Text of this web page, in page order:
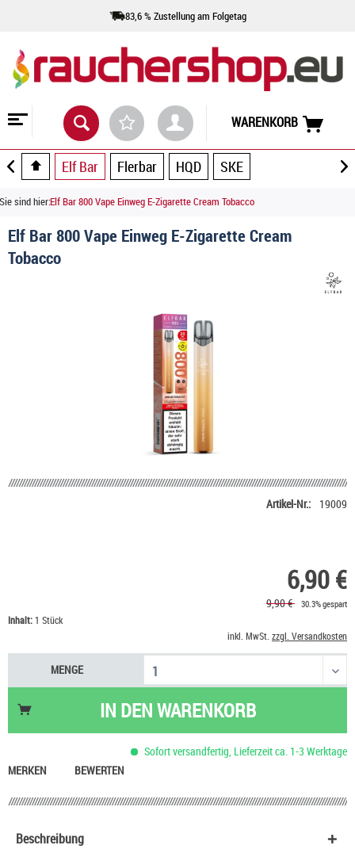
83,6 % Zustellung am Folgetag
WARENKORB
Elf Bar Flerbar HQD SKE
Sie sind hier:Elf Bar 800 Vape Einweg E-Zigarette Cream Tobacco
Elf Bar 800 Vape Einweg E-Zigarette Cream
Tobacco
Artikel-Nr.: 19009
6,90 €
9,90 € 30.3% gespart
Inhalt:1 Stück
inkl. MwSt. zzgl. Versandkosten
MENGE
IN DENWARENKORB
Sofort versandfertig, Lieferzeit ca. 1-3 Werktage
MERKEN
BEWERTEN
Beschreibung